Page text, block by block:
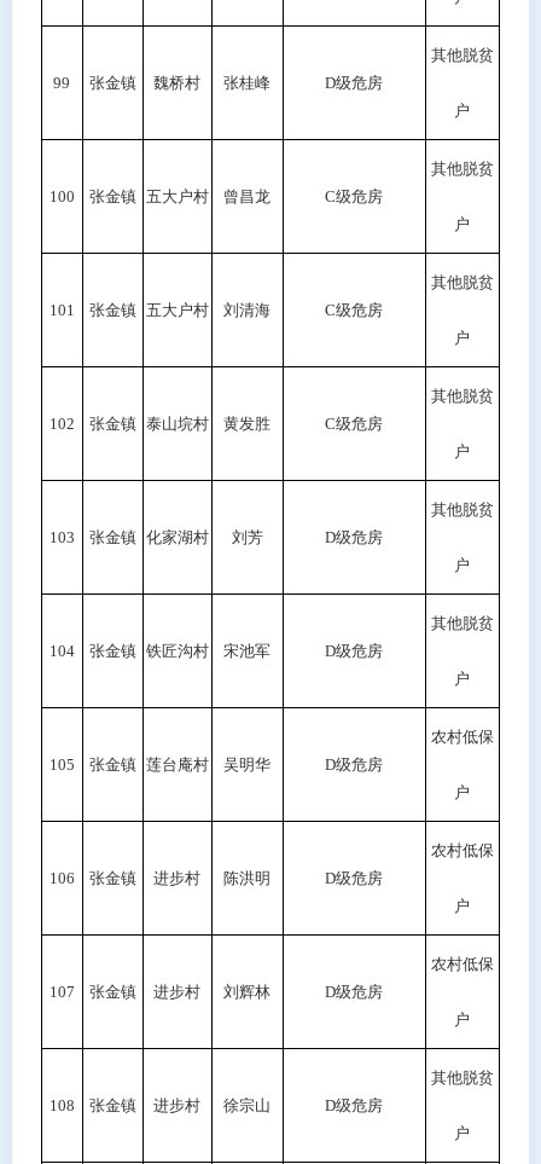
99 张金镇 魏桥村 张桂峰 D级危房
其他脱贫
户
100 张金镇 五大户村 曾昌龙 C级危房
其他脱贫
户
101 张金镇 五大户村 刘清海 C级危房
其他脱贫
户
102 张金镇 泰山垸村 黄发胜 C级危房
其他脱贫
户
103 张金镇 化家湖村 刘芳 D级危房
其他脱贫
户
104 张金镇 铁匠沟村 宋池军 D级危房
其他脱贫
户
105 张金镇 莲台庵村 吴明华 D级危房
农村低保
户
106 张金镇 进步村 陈洪明 D级危房
农村低保
户
107 张金镇 进步村 刘辉林 D级危房
农村低保
户
108 张金镇 进步村 徐宗山 D级危房
其他脱贫
户